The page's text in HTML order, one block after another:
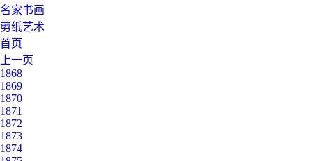
名家书画
剪纸艺术
首页
上一页
1868
1869
1870
1871
1872
1873
1874